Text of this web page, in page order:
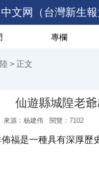
中文网（台灣新生報
專欄
> 正文
仙遊縣城隍老
來源：杨建伟 閱覽： 7102
福是一種具有深厚